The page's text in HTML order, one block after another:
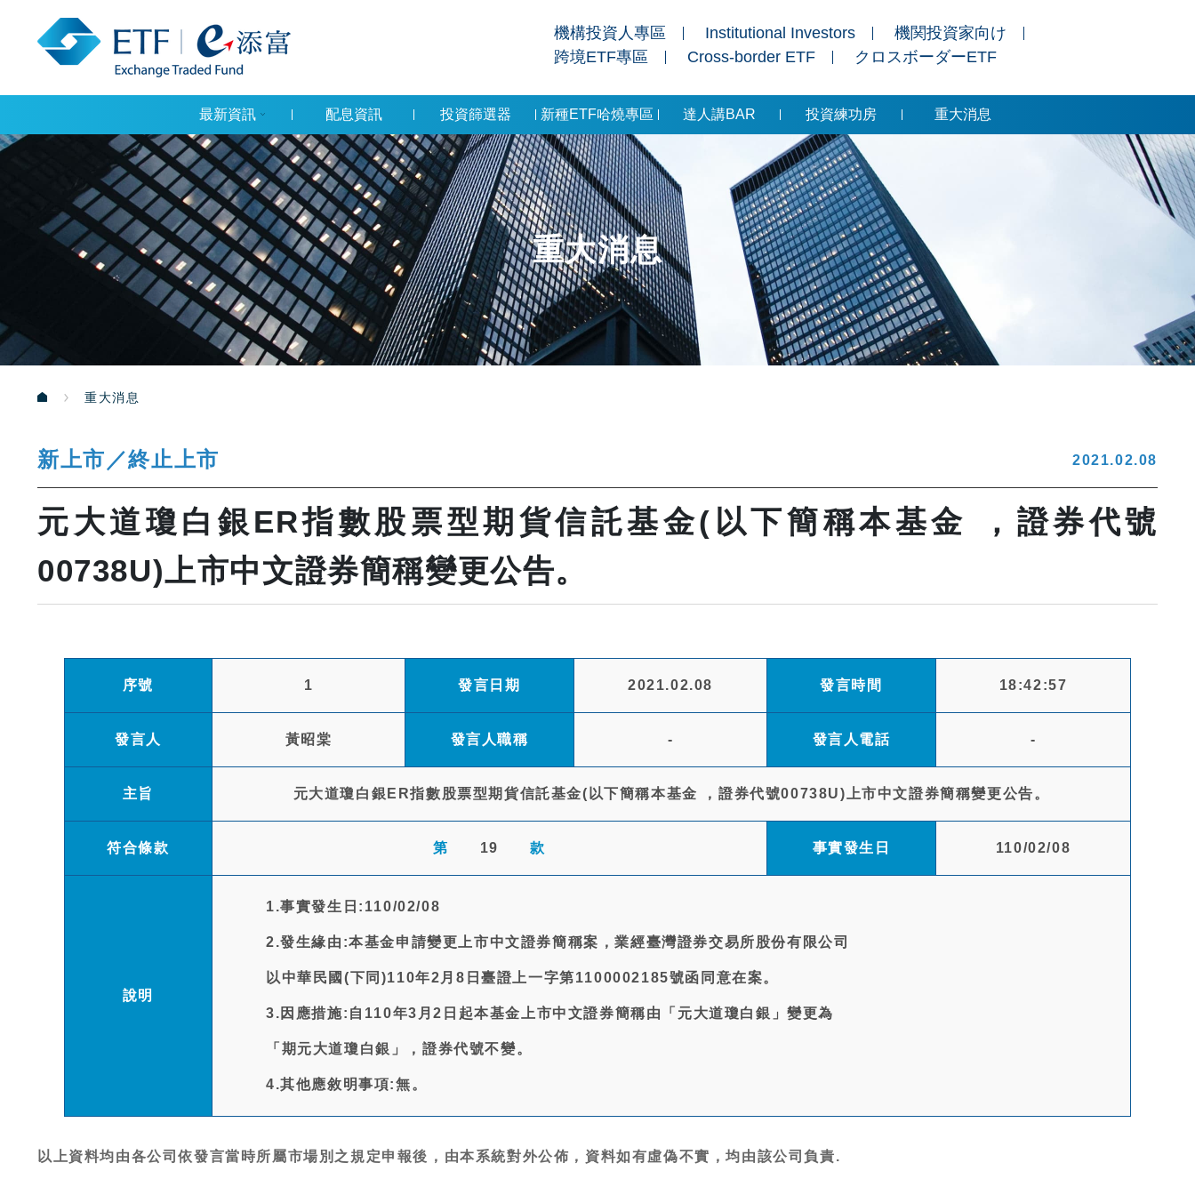
機構投資人專區 Institutional Investors
機関投資家向け
跨境ETF專區
Cross-border ETF クロスボーダーETF
最新資訊 配息資訊 投資篩選器 新種ETF哈燒專區 達人講BAR 投資練功房 重大消息
重大消息
重大消息
新上市／終止上市 2021.02.08
元大道瓊白銀ER指數股票型期貨信託基金(以下簡稱本基金 ，證券代號
00738U)上市中文證券簡稱變更公告。
序號 1 發言日期 2021.02.08 發言時間 18:42:57
發言人 黃昭棠 發言人職稱 - 發言人電話 -
主旨 元大道瓊白銀ER指數股票型期貨信託基金(以下簡稱本基金 ，證券代號00738U)上市中文證券簡稱變更公告。
符合條款 第 19 款 事實發生日 110/02/08
說明
1.事實發生日:110/02/08
2.發生緣由:本基金申請變更上市中文證券簡稱案，業經臺灣證券交易所股份有限公司
以中華民國(下同)110年2月8日臺證上一字第1100002185號函同意在案。
3.因應措施:自110年3月2日起本基金上市中文證券簡稱由「元大道瓊白銀」變更為
「期元大道瓊白銀」，證券代號不變。
4.其他應敘明事項:無。
以上資料均由各公司依發言當時所屬市場別之規定申報後，由本系統對外公佈，資料如有虛偽不實，均由該公司負責.